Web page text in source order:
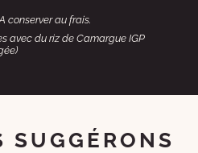
conserver au frais.
avec du riz de Camargue IGP
SUGGÉRONS